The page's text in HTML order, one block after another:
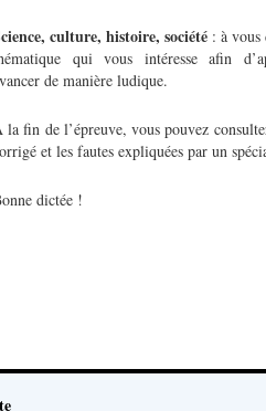
culture, histoire, société : à
qui vous intéresse afin
de manière ludique.
la fin de l’épreuve, vous pouvez
et les fautes expliquées par un
dictée !